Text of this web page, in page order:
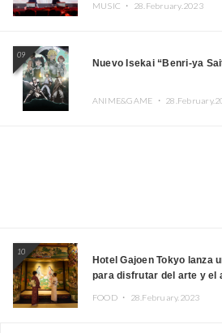
MUSIC ・ 28.February.2023
09
Nuevo Isekai “Benri-ya
ANIME&GAME ・
10
Hotel Gajoen Tokyo lanza
para disfrutar del arte y el
FOOD ・ 28.February.2023